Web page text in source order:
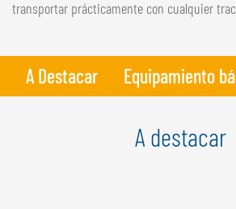
NEDERLANDS
DEUTSCH
transportar prácticamente con cualquier
A Destacar Equipamiento
A destacar